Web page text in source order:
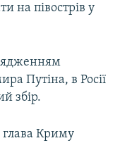
на півострів у
Путіна, в Росії
збір.
Криму